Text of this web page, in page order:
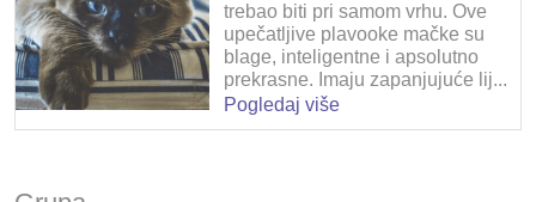
trebao biti pri samom vrhu. Ove
upečatljive plavooke mačke su
blage, inteligentne i apsolutno
prekrasne. Imaju zapanjujuće lij...
Pogledaj više